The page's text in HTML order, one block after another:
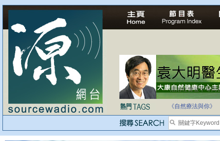
法治社會並不等同
自家教育合法化-
《自然療法與你》